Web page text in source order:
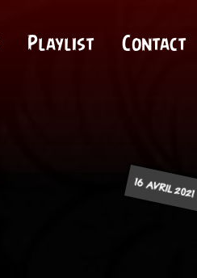
Playlist Contact
16 AVRIL 2021